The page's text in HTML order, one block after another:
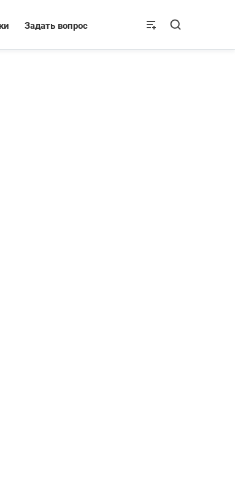
Задать вопрос